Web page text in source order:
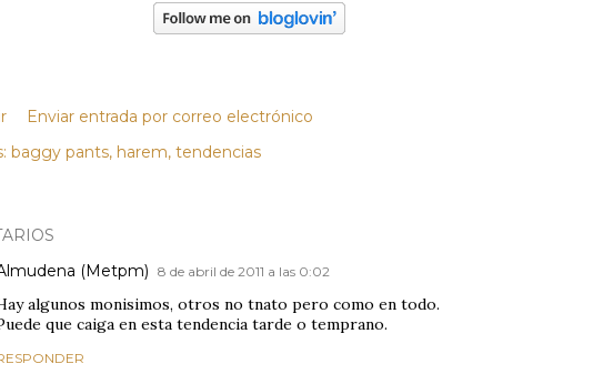
Enviar entrada por correo electrónico
baggy pants harem tendencias
(Metpm) 8 de abril de 2011 a las 0:02
algunos monisimos, otros no tnato pero como en todo.
que caiga en esta tendencia tarde o temprano.